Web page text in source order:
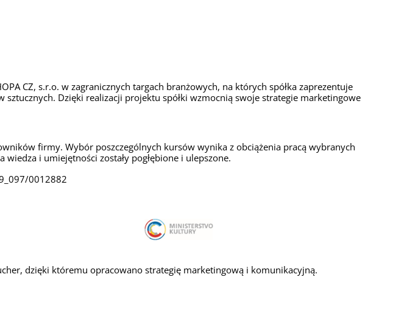
CZ, s.r.o. w zagranicznych targach branżowych, na których spółka zaprezentuje
sztucznych. Dzięki realizacji projektu spółki wzmocnią swoje strategie marketingowe
firmy. Wybór poszczególnych kursów wynika z obciążenia pracą wybranych
i umiejętności zostały pogłębione i ulepszone.
0012882
dzięki któremu opracowano strategię marketingową i komunikacyjną.